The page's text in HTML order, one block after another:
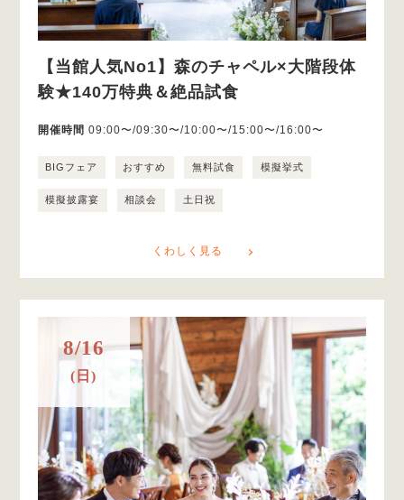
【当館人気No1】森のチャペル×大階段体
験★140万特典＆絶品試食
開催時間 09:00〜/09:30〜/10:00〜/15:00〜/16:00〜
BIGフェア おすすめ 無料試食 模擬挙式
模擬披露宴 相談会 土日祝
くわしく見る
8/16
(日)